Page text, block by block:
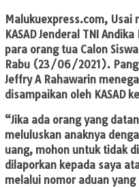
Malukuexpress.com, Usai
KASAD Jenderal TNI
para orang tua Calon
Rabu (23/06/2021).
Jeffry A Rahawarin
disampaikan oleh KASAD
“Jika ada orang yang
meluluskan anaknya
uang, mohon untuk tidak
dilaporkan kepada saya
melalui nomor aduan yang